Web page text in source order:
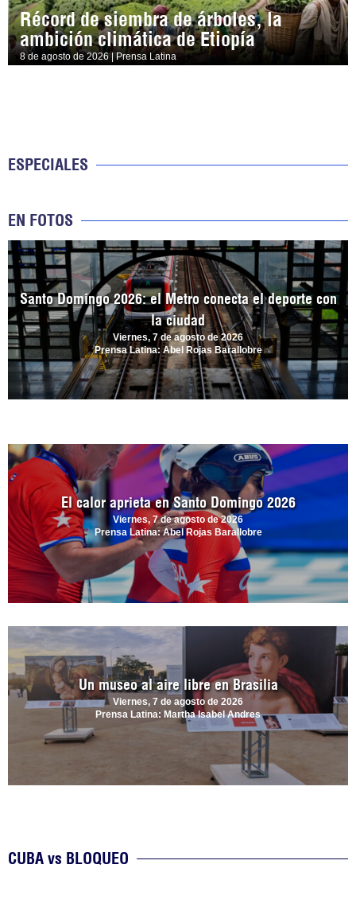
Récord de siembra de árboles, la
ambición climática de Etiopía
8 de agosto de 2026 | Prensa Latina
ESPECIALES
EN FOTOS
Santo Domingo 2026: el Metro conecta el deporte con
la ciudad
Viernes, 7 de agosto de 2026
Prensa Latina: Abel Rojas Barallobre
El calor aprieta en Santo Domingo 2026
Viernes, 7 de agosto de 2026
Prensa Latina: Abel Rojas Barallobre
Un museo al aire libre en Brasilia
Viernes, 7 de agosto de 2026
Prensa Latina: Martha Isabel Andres
CUBA vs BLOQUEO